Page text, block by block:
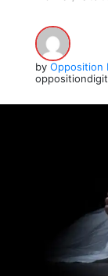
by Opposition